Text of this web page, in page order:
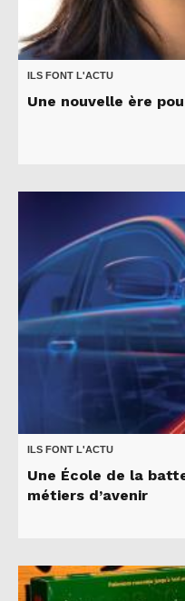
ILS FONT L'ACTU
Une nouvelle ère
ILS FONT L'ACTU
Une École de la
métiers d’avenir